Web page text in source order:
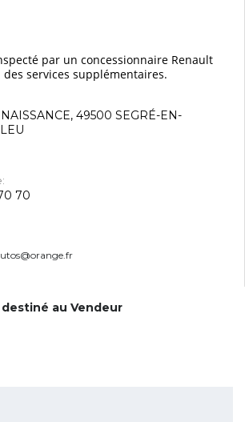
par un concessionnaire Renault
services supplémentaires.
49500 SEGRÉ-EN-
70
destiné au Vendeur